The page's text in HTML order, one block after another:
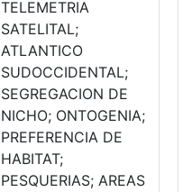
TELEMETRIA
SATELITAL;
ATLANTICO
SUDOCCIDENTAL;
SEGREGACION DE
NICHO; ONTOGENIA;
PREFERENCIA DE
HABITAT;
PESQUERIAS; AREAS